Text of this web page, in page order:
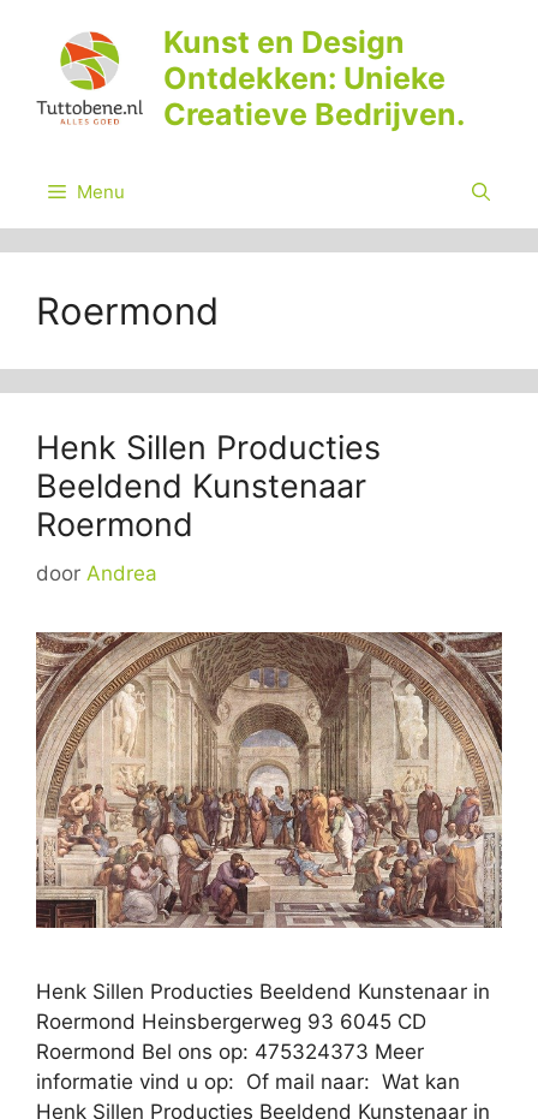
inhoud
Kunst en Design
Ontdekken: Unieke
Creatieve Bedrijven.
Menu
Roermond
Henk Sillen Producties
Beeldend Kunstenaar
Roermond
door Andrea
Henk Sillen Producties Beeldend Kunstenaar in
Roermond Heinsbergerweg 93 6045 CD
Roermond Bel ons op: 475324373 Meer
informatie vind u op: Of mail naar: Wat kan
Henk Sillen Producties Beeldend Kunstenaar in